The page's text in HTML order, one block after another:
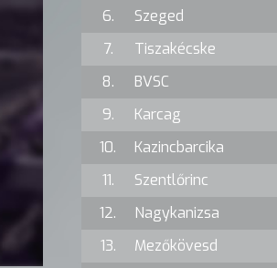
6.
Szeged
7.
Tiszakécske
8.
BVSC
9.
Karcag
10.
Kazincbarcika
11.
Szentlőrinc
12.
Nagykanizsa
13.
Mezőkövesd